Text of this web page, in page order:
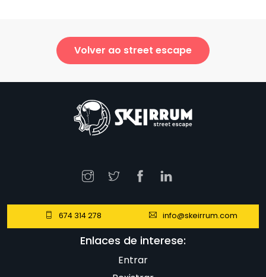
Volver ao street escape
674 314 278 info@skeirrum.com
Enlaces de interese:
Entrar